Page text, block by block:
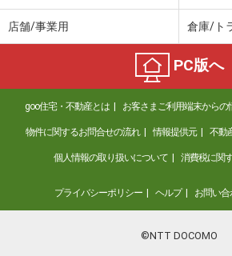
店舗/事業用 倉庫/ト
PC版へ
goo住宅・不動産とは お客さまご利用端末から
物件に関するお問合せの流れ 情報提供元 不動
個人情報の取り扱いについて 消費税に関
プライバシーポリシー ヘルプ お問い合
©NTT DOCOMO